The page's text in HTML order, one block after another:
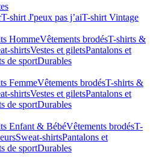
T-shirt J'peux pas j’aiT-shirt Vintage
HommeVêtements brodésT-shirts &
shirtsVestes et giletsPantalons et
de sportDurables
FemmeVêtements brodésT-shirts &
shirtsVestes et giletsPantalons et
de sportDurables
Enfant & BébéVêtements brodésT-
Sweat-shirtsPantalons et
de sportDurables